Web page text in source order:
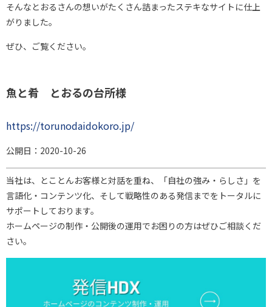
そんなとおるさんの想いがたくさん詰まったステキなサイトに仕上
がりました。
ぜひ、ご覧ください。
魚と肴 とおるの台所様
https://torunodaidokoro.jp/
公開日：2020-10-26
当社は、とことんお客様と対話を重ね、「自社の強み・らしさ」を
言語化・コンテンツ化、そして戦略性のある発信までをトータルに
サポートしております。
ホームページの制作・公開後の運用でお困りの方はぜひご相談くだ
さい。